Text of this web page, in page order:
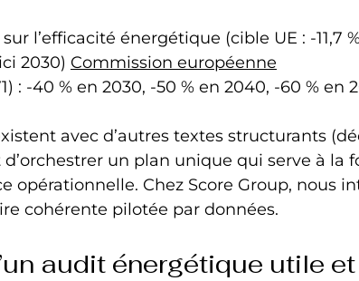
l’efficacité énergétique (cible UE : -11,7
2030) Commission européenne
: -40 % en 2030, -50 % en 2040, -60 % en
avec d’autres textes structurants
d’orchestrer un plan unique qui serve à la
opérationnelle. Chez Score Group, nous
cohérente pilotée par données.
audit énergétique utile et